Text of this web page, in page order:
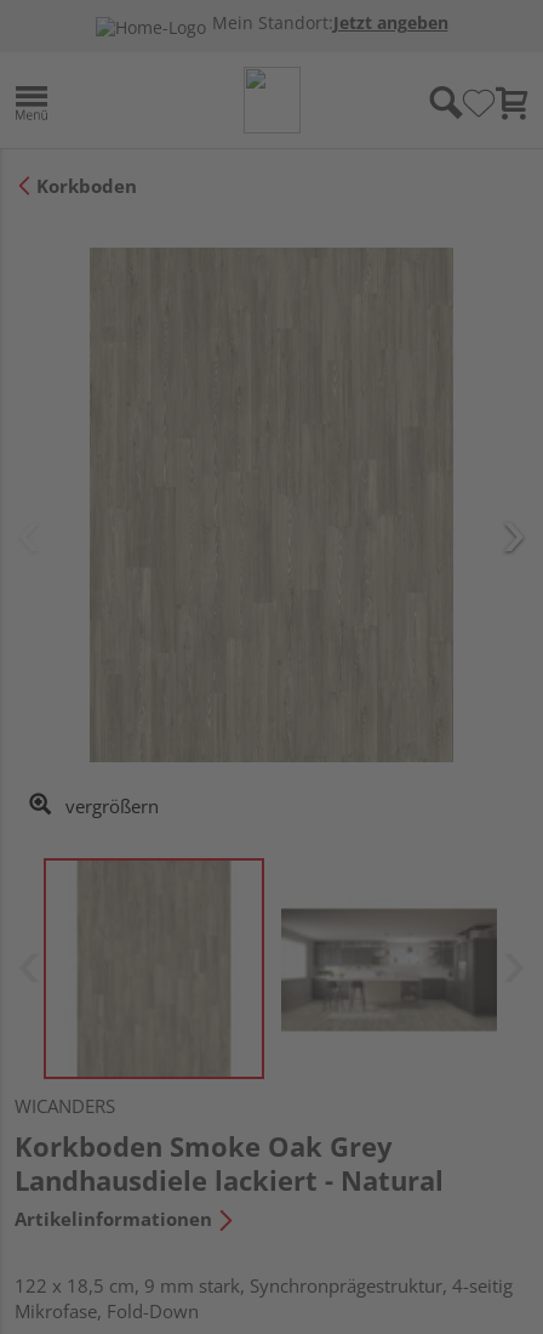
Mein Standort:Jetzt angeben
Korkboden
vergrößern
WICANDERS
Korkboden Smoke Oak Grey
Landhausdiele lackiert - Natural
Artikelinformationen
122 x 18,5 cm, 9 mm stark, Synchronprägestruktur, 4-seitig
Mikrofase, Fold-Down